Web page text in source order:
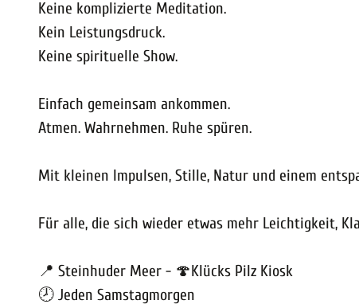
Keine komplizierte Meditation.
Kein Leistungsdruck.
Keine spirituelle Show.
Einfach gemeinsam ankommen.
Atmen. Wahrnehmen. Ruhe spüren.
Mit kleinen Impulsen, Stille, Natur und einem
Für alle, die sich wieder etwas mehr Leichtigkeit,
📍 Steinhuder Meer - 🍄Klücks Pilz Kiosk
🕗 Jeden Samstagmorgen